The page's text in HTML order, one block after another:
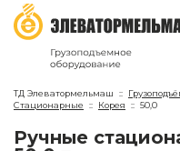
ТД Элеватормельмаш
Стационарные
Корея 50,0
Ручные стационарные тали Корея г/п